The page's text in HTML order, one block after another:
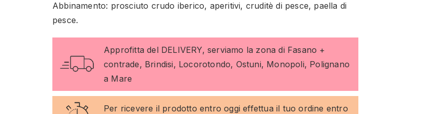
Abbinamento: prosciuto crudo iberico, aperitivi, cruditè di pesce, paella di
pesce.
Approfitta del DELIVERY, serviamo la zona di Fasano +
contrade, Brindisi, Locorotondo, Ostuni, Monopoli, Polignano
a Mare
Per ricevere il prodotto entro oggi effettua il tuo ordine entro